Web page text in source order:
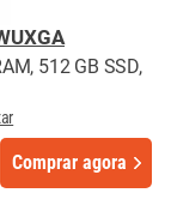
512 GB SSD,
Comprar agora